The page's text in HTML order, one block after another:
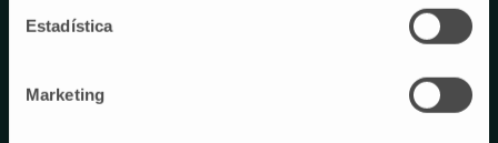
Estadística
Marketing
Validar la inmunogenicidad de los epitopos,
desarrollar RNAs estables y nanopartículas